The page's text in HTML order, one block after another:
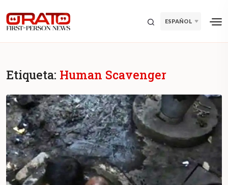
ESPAÑOL
Etiqueta: Human Scavenger